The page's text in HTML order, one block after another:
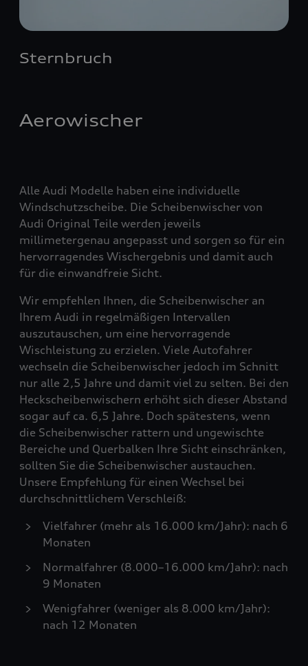
Sternbruch
Aerowischer
Alle Audi Modelle haben eine individuelle
Windschutzscheibe. Die Scheibenwischer von
Audi Original Teile werden jeweils
millimetergenau angepasst und sorgen so für ein
hervorragendes Wischergebnis und damit auch
für die einwandfreie Sicht.
Wir empfehlen Ihnen, die Scheibenwischer an
Ihrem Audi in regelmäßigen Intervallen
auszutauschen, um eine hervorragende
Wischleistung zu erzielen. Viele Autofahrer
wechseln die Scheibenwischer jedoch im Schnitt
nur alle 2,5 Jahre und damit viel zu selten. Bei den
Heckscheibenwischern erhöht sich dieser Abstand
sogar auf ca. 6,5 Jahre. Doch spätestens, wenn
die Scheibenwischer rattern und ungewischte
Bereiche und Querbalken Ihre Sicht einschränken,
sollten Sie die Scheibenwischer austauchen.
Unsere Empfehlung für einen Wechsel bei
durchschnittlichem Verschleiß:
Vielfahrer (mehr als 16.000 km/Jahr): nach 6
Monaten
Normalfahrer (8.000–16.000 km/Jahr): nach
9 Monaten
Wenigfahrer (weniger als 8.000 km/Jahr):
nach 12 Monaten